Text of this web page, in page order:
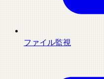
ファイル監視